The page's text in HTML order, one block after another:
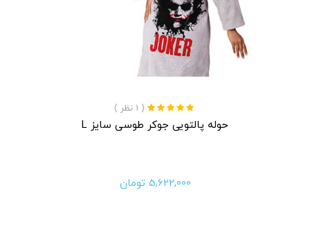
نمره از 5
( 1 نظر )
حوله پالتویی جوکر طوسی سایز L
5,622,000 تومان